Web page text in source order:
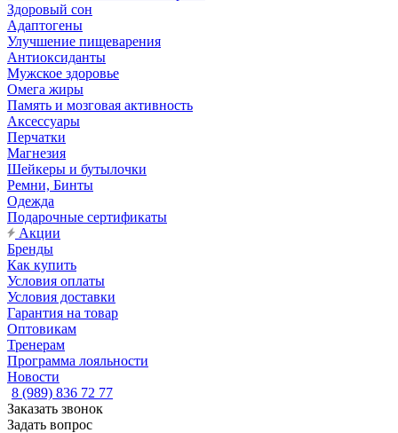
Здоровый сон
Адаптогены
Улучшение пищеварения
Антиоксиданты
Мужское здоровье
Омега жиры
Память и мозговая активность
Аксессуары
Перчатки
Магнезия
Шейкеры и бутылочки
Ремни, Бинты
Одежда
Подарочные сертификаты
Акции
Бренды
Как купить
Условия оплаты
Условия доставки
Гарантия на товар
Оптовикам
Тренерам
Программа лояльности
Новости
8 (989) 836 72 77
Заказать звонок
Задать вопрос